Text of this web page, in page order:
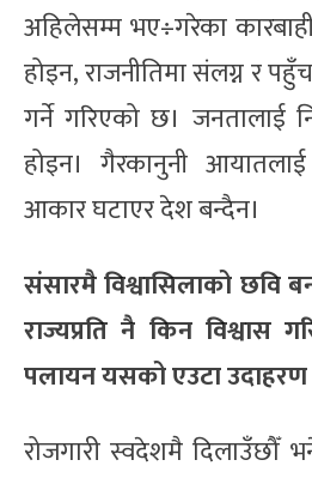
अहिलेसम्म भए÷गरेका कारबाही
होइन, राजनीतिमा संलग्न र
गर्ने गरिएको छ। जनतालाई
होइन। गैरकानुनी
आकार घटाएर देश बन्दैन।
संसारमै विश्वासिलाको छवि
राज्यप्रति नै किन विश्वास
पलायन यसको एउटा उदाहरण
रोजगारी स्वदेशमै दिलाउँछौँ